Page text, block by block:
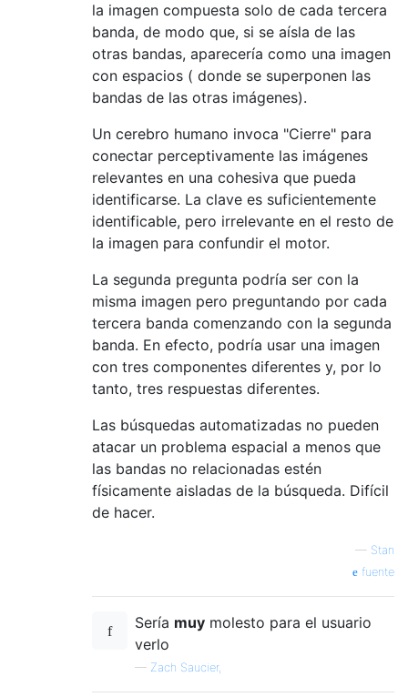
la imagen compuesta solo de cada tercera
banda, de modo que, si se aísla de las
otras bandas, aparecería como una imagen
con espacios ( donde se superponen las
bandas de las otras imágenes).
Un cerebro humano invoca "Cierre" para
conectar perceptivamente las imágenes
relevantes en una cohesiva que pueda
identificarse. La clave es suficientemente
identificable, pero irrelevante en el resto de
la imagen para confundir el motor.
La segunda pregunta podría ser con la
misma imagen pero preguntando por cada
tercera banda comenzando con la segunda
banda. En efecto, podría usar una imagen
con tres componentes diferentes y, por lo
tanto, tres respuestas diferentes.
Las búsquedas automatizadas no pueden
atacar un problema espacial a menos que
las bandas no relacionadas estén
físicamente aisladas de la búsqueda. Difícil
de hacer.
— Stan
fuente
Sería muy molesto para el usuario
verlo
— Zach Saucier,